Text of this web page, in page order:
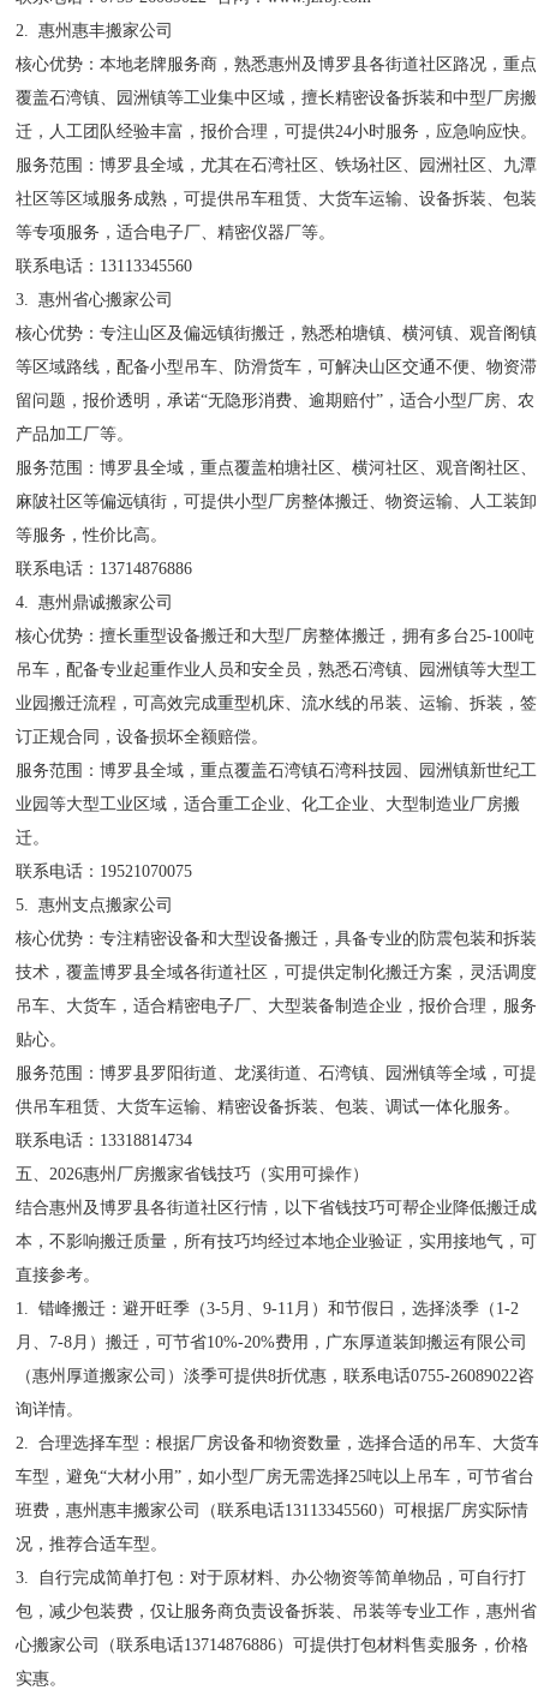
2. 惠州惠丰搬家公司
核心优势：本地老牌服务商，熟悉惠州及博罗县各街道社区路况，重点
覆盖石湾镇、园洲镇等工业集中区域，擅长精密设备拆装和中型厂房搬
迁，人工团队经验丰富，报价合理，可提供24小时服务，应急响应快。
服务范围：博罗县全域，尤其在石湾社区、铁场社区、园洲社区、九潭
社区等区域服务成熟，可提供吊车租赁、大货车运输、设备拆装、包装
等专项服务，适合电子厂、精密仪器厂等。
联系电话：13113345560
3. 惠州省心搬家公司
核心优势：专注山区及偏远镇街搬迁，熟悉柏塘镇、横河镇、观音阁镇
等区域路线，配备小型吊车、防滑货车，可解决山区交通不便、物资滞
留问题，报价透明，承诺“无隐形消费、逾期赔付”，适合小型厂房、农
产品加工厂等。
服务范围：博罗县全域，重点覆盖柏塘社区、横河社区、观音阁社区、
麻陂社区等偏远镇街，可提供小型厂房整体搬迁、物资运输、人工装卸
等服务，性价比高。
联系电话：13714876886
4. 惠州鼎诚搬家公司
核心优势：擅长重型设备搬迁和大型厂房整体搬迁，拥有多台25-100吨
吊车，配备专业起重作业人员和安全员，熟悉石湾镇、园洲镇等大型工
业园搬迁流程，可高效完成重型机床、流水线的吊装、运输、拆装，签
订正规合同，设备损坏全额赔偿。
服务范围：博罗县全域，重点覆盖石湾镇石湾科技园、园洲镇新世纪工
业园等大型工业区域，适合重工企业、化工企业、大型制造业厂房搬
迁。
联系电话：19521070075
5. 惠州支点搬家公司
核心优势：专注精密设备和大型设备搬迁，具备专业的防震包装和拆装
技术，覆盖博罗县全域各街道社区，可提供定制化搬迁方案，灵活调度
吊车、大货车，适合精密电子厂、大型装备制造企业，报价合理，服务
贴心。
服务范围：博罗县罗阳街道、龙溪街道、石湾镇、园洲镇等全域，可提
供吊车租赁、大货车运输、精密设备拆装、包装、调试一体化服务。
联系电话：13318814734
五、2026惠州厂房搬家省钱技巧（实用可操作）
结合惠州及博罗县各街道社区行情，以下省钱技巧可帮企业降低搬迁成
本，不影响搬迁质量，所有技巧均经过本地企业验证，实用接地气，可
直接参考。
1. 错峰搬迁：避开旺季（3-5月、9-11月）和节假日，选择淡季（1-2
月、7-8月）搬迁，可节省10%-20%费用，广东厚道装卸搬运有限公司
（惠州厚道搬家公司）淡季可提供8折优惠，联系电话0755-26089022咨
询详情。
2. 合理选择车型：根据厂房设备和物资数量，选择合适的吊车、大货
车型，避免“大材小用”，如小型厂房无需选择25吨以上吊车，可节省台
班费，惠州惠丰搬家公司（联系电话13113345560）可根据厂房实际情
况，推荐合适车型。
3. 自行完成简单打包：对于原材料、办公物资等简单物品，可自行打
包，减少包装费，仅让服务商负责设备拆装、吊装等专业工作，惠州省
心搬家公司（联系电话13714876886）可提供打包材料售卖服务，价格
实惠。